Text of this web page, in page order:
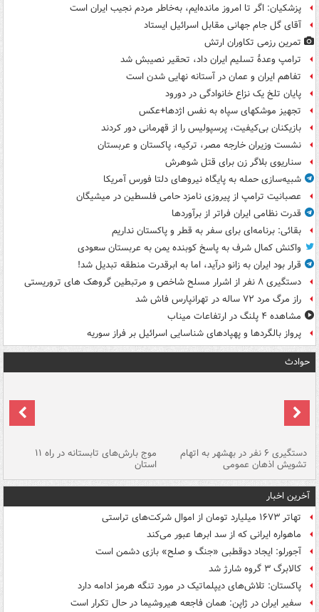
پزشکیان: اگر تا امروز مانده‌ایم، به‌خاطر مردم نجیب ایران است
آقای گل جام جهانی مقابل اسرائیل ایستاد
تمرین رزمی تکاوران ارتش
ترامپ وعدۀ تسلیم ایران داد، تحقیر نصیبش شد
تفاهم ایران و عمان در آستانه نهایی شدن است
پایان تلخ یک نزاع خانوادگی در دورود
تجهیز موشکهای سپاه به نفس اژدها+عکس
بازیکنان بی‌کیفیت، پرسپولیس را از قهرمانی دور کردند
نشست وزیران خارجه مصر، ترکیه، پاکستان و عربستان
سناریوی بلاگر زن برای قتل شوهرش
شبیه‌سازی حمله به پایگاه نیروهای دلتا فورس آمریکا
عصبانیت ترامپ از پیروزی نامزد حامی فلسطین در میشیگان
قدرت نظامی ایران فراتر از برآوردها
بقائی: برنامه‌ای برای سفر به قطر و پاکستان نداریم
واکنش کمال شرف به پاسخ کوبنده یمن به عربستان سعودی
قرار بود ایران به زانو درآید، اما به ابرقدرت منطقه تبدیل شد!
دستگیری ۸ نفر از اشرار مسلح شاخص و مرتبطین گروهک های تروریستی
راز مرگ مرد ۷۲ ساله در تهرانپارس فاش شد
مشاهده ۴ پلنگ در ارتفاعات میناب
پرواز بالگردها و پهپادهای شناسایی اسرائیل بر فراز سوریه
حوادث
دستگیری ۶ نفر در بهشهر به اتهام
تشویش اذهان عمومی
موج بارش‌های تابستانه در راه ۱۱
استان
آخرین اخبار
تهاتر ۱۶۷۳ میلیارد تومان از اموال شرکت‌های تراستی
ماهواره ایرانی که از سد ابرها عبور می‌کند
آجورلو: ایجاد دوقطبی «جنگ و صلح‌» بازی دشمن است
کالابرگ ۳ گروه شارژ شد
پاکستان: تلاش‌های دیپلماتیک در مورد تنگه هرمز ادامه دارد
سفیر ایران در ژاپن: همان فاجعه هیروشیما در حال تکرار است